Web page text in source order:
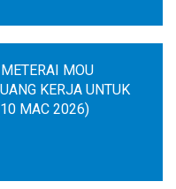
MOU
KERJA UNTUK
MAC 2026)